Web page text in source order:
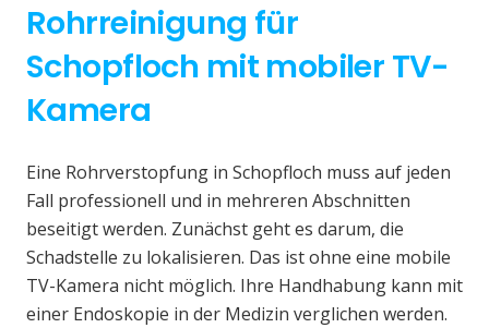
Rohrreinigung für
Schopfloch mit mobiler TV-
Kamera
Eine Rohrverstopfung in Schopfloch muss auf jeden
Fall professionell und in mehreren Abschnitten
beseitigt werden. Zunächst geht es darum, die
Schadstelle zu lokalisieren. Das ist ohne eine mobile
TV-Kamera nicht möglich. Ihre Handhabung kann mit
einer Endoskopie in der Medizin verglichen werden.